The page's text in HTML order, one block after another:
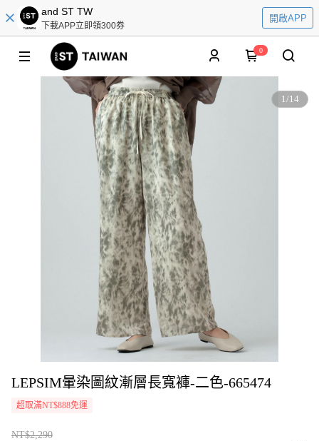
and ST TW
下載APP立即領300券
開啟APP
0
1/14
LEPSIM暈染圖紋漸層長寬褲-二色-665474
超取滿NT$888免運
NT$2,290